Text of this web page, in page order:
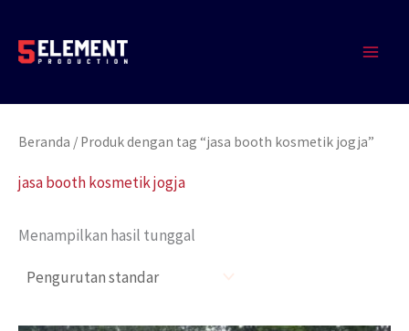
konten
Beranda / Produk dengan tag “jasa booth kosmetik jogja”
jasa booth kosmetik jogja
Menampilkan hasil tunggal